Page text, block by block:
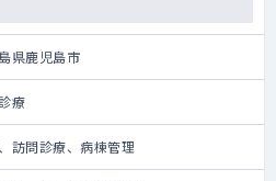
県鹿児島市
療
訪問診療、病棟管理